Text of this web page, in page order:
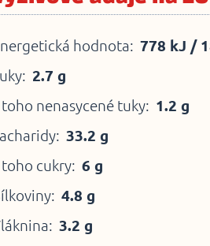
hodnota: 778 kJ /
2.7 g
toho nenasycené tuky: 1.2 g
33.2 g
toho cukry: 6 g
4.8 g
3.2 g